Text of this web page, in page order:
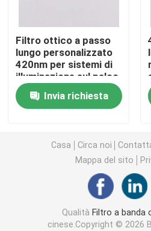
Filtro di passaggio a banda
ITO vetro di protezione
Filtri per analizzatori
Filtro di banda visibile
Filtro ottico a lungo
Filtro ottico a corto
Filtro ottico a passo
lungo personalizzato
420nm per sistemi di
illuminazione sul palco
Invia richiesta
Casa Circa noi
Mappa del sito
Qualità Filtro a banda
cinese.Copyright © 2026